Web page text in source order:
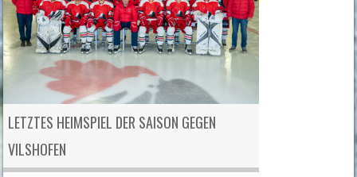
LETZTES HEIMSPIEL DER SAISON GEGEN
VILSHOFEN